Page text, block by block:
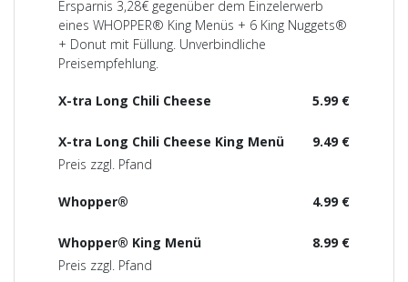
Ersparnis 3,28€ gegenüber dem Einzelerwerb
eines WHOPPER® King Menüs + 6 King Nuggets®
+ Donut mit Füllung. Unverbindliche
Preisempfehlung.
5.99 €
X-tra Long Chili Cheese
9.49 €
X-tra Long Chili Cheese King Menü
Preis zzgl. Pfand
4.99 €
Whopper®
8.99 €
Whopper® King Menü
Preis zzgl. Pfand